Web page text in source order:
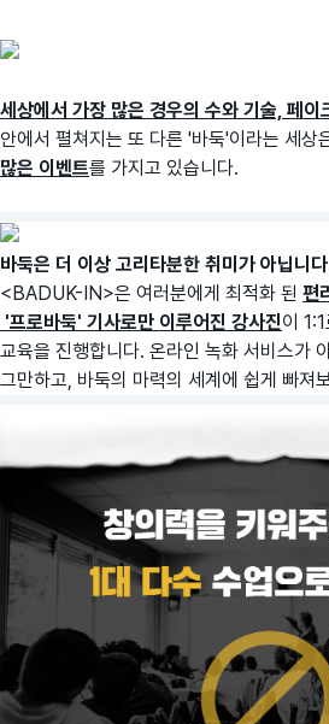
세상에서 가장 많은 경우의 수와 기술, 페이
안에서 펼쳐지는 또 다른 '바둑'이라는 세상
많은 이벤트를 가지고 있습니다.
바둑은 더 이상 고리타분한 취미가 아닙니
<BADUK-IN>은 여러분에게 최적화 된 편
'프로바둑' 기사로만 이루어진 강사진이
교육을 진행합니다. 온라인 녹화 서비스가
그만하고, 바둑의 마력의 세계에 쉽게 빠져